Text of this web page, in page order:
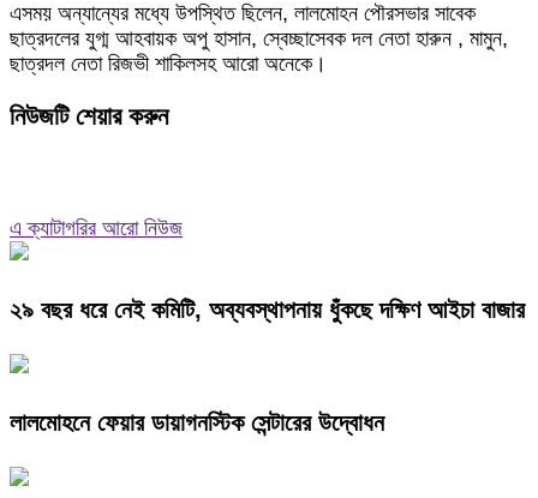
এসময় অন্যান্যের মধ্যে উপস্থিত ছিলেন, লালমোহন পৌরসভার সাবেক
ছাত্রদলের যুগ্ম আহবায়ক অপু হাসান, স্বেচ্ছাসেবক দল নেতা হারুন , মামুন,
ছাত্রদল নেতা রিজভী শাকিলসহ আরো অনেকে।
নিউজটি শেয়ার করুন
এ ক্যাটাগরির আরো নিউজ
২৯ বছর ধরে নেই কমিটি, অব্যবস্থাপনায় ধুঁকছে দক্ষিণ আইচা বাজার
লালমোহনে ফেয়ার ডায়াগনস্টিক সেন্টারের উদ্বোধন